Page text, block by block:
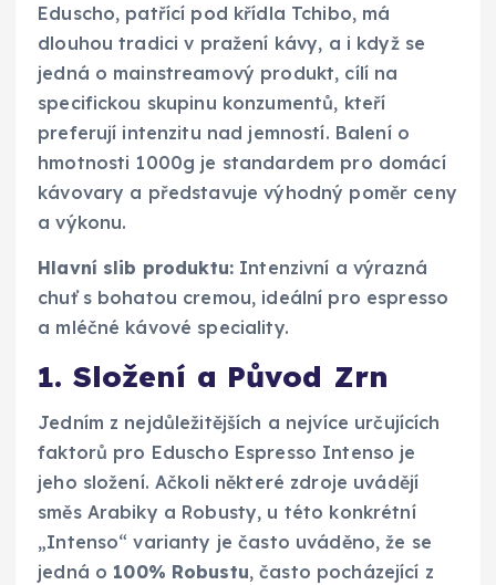
Eduscho, patřící pod křídla Tchibo, má
dlouhou tradici v pražení kávy, a i když se
jedná o mainstreamový produkt, cílí na
specifickou skupinu konzumentů, kteří
preferují intenzitu nad jemností. Balení o
hmotnosti 1000g je standardem pro domácí
kávovary a představuje výhodný poměr ceny
a výkonu.
Hlavní slib produktu: Intenzivní a výrazná
chuť s bohatou cremou, ideální pro espresso
a mléčné kávové speciality.
1. Složení a Původ Zrn
Jedním z nejdůležitějších a nejvíce určujících
faktorů pro Eduscho Espresso Intenso je
jeho složení. Ačkoli některé zdroje uvádějí
směs Arabiky a Robusty, u této konkrétní
„Intenso“ varianty je často uváděno, že se
jedná o 100% Robustu, často pocházející z